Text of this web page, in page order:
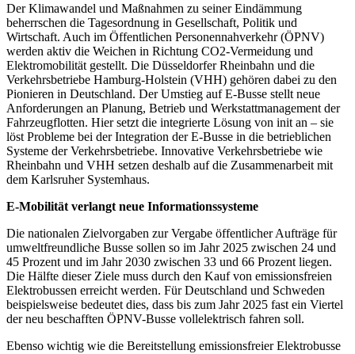
Der Klimawandel und Maßnahmen zu seiner Eindämmung
beherrschen die Tagesordnung in Gesellschaft, Politik und
Wirtschaft. Auch im Öffentlichen Personennahverkehr (ÖPNV)
werden aktiv die Weichen in Richtung CO2-Vermeidung und
Elektromobilität gestellt. Die Düsseldorfer Rheinbahn und die
Verkehrsbetriebe Hamburg-Holstein (VHH) gehören dabei zu den
Pionieren in Deutschland. Der Umstieg auf E-Busse stellt neue
Anforderungen an Planung, Betrieb und Werkstattmanagement der
Fahrzeugflotten. Hier setzt die integrierte Lösung von init an – sie
löst Probleme bei der Integration der E-Busse in die betrieblichen
Systeme der Verkehrsbetriebe. Innovative Verkehrsbetriebe wie
Rheinbahn und VHH setzen deshalb auf die Zusammenarbeit mit
dem Karlsruher Systemhaus.
E-Mobilität verlangt neue Informationssysteme
Die nationalen Zielvorgaben zur Vergabe öffentlicher Aufträge für
umweltfreundliche Busse sollen so im Jahr 2025 zwischen 24 und
45 Prozent und im Jahr 2030 zwischen 33 und 66 Prozent liegen.
Die Hälfte dieser Ziele muss durch den Kauf von emissionsfreien
Elektrobussen erreicht werden. Für Deutschland und Schweden
beispielsweise bedeutet dies, dass bis zum Jahr 2025 fast ein Viertel
der neu beschafften ÖPNV-Busse vollelektrisch fahren soll.
Ebenso wichtig wie die Bereitstellung emissionsfreier Elektrobusse